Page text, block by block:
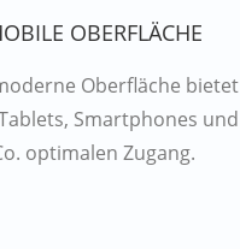
OBERFLÄCHE
Oberfläche bietet
Smartphones und
optimalen Zugang.